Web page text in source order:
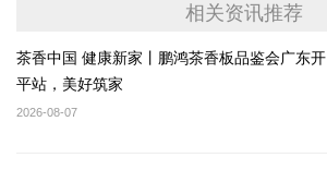
相关资讯推荐
茶香中国 健康新家丨鹏鸿茶香板品鉴会广东开
平站，美好筑家
2026-08-07